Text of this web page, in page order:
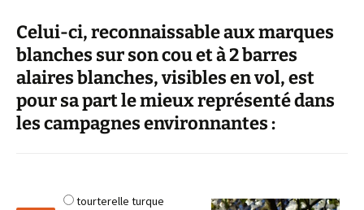
Celui-ci, reconnaissable aux marques
blanches sur son cou et à 2 barres
alaires blanches, visibles en vol, est
pour sa part le mieux représenté dans
les campagnes environnantes :
tourterelle turque